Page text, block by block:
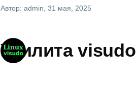
Автор:admin , 31 мая, 2025
Утилита visudo